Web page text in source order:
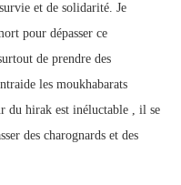
et de solidarité. Je
pour dépasser ce
de prendre des
les moukhabarats
du hirak est inéluctable , il se
des charognards et des